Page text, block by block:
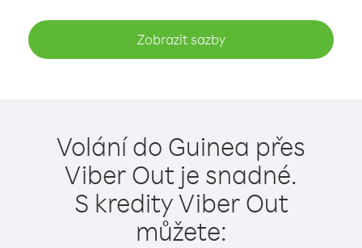
Zobrazit sazby
Volání do Guinea přes
Viber Out je snadné.
S kredity Viber Out
můžete: